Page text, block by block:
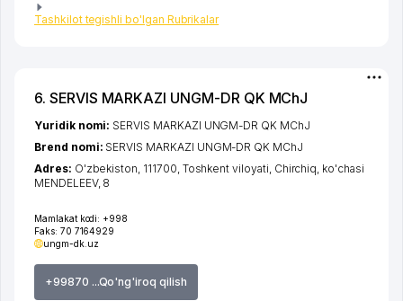
Tashkilot tegishli bo'lgan Rubrikalar
6. SERVIS MARKAZI UNGM-DR QK MChJ
Mamlakat kodi: +998
Faks: 70 7164929
ungm-dk.uz
+99870 ...Qo'ng'iroq qilish
Yuridik nomi: SERVIS MARKAZI UNGM-DR QK MChJ
Brend nomi: SERVIS MARKAZI UNGM-DR QK MChJ
Adres: O'zbekiston, 111700, Toshkent viloyati, Chirchiq, ko'chasi
MENDELEEV, 8